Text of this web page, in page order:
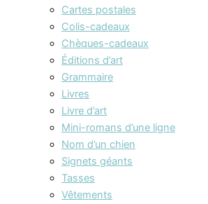
Cartes postales
Colis-cadeaux
Chèques-cadeaux
Éditions d’art
Grammaire
Livres
Livre d’art
Mini-romans d’une ligne
Nom d’un chien
Signets géants
Tasses
Vêtements